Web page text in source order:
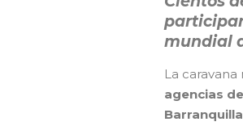
mundial
La
agencias